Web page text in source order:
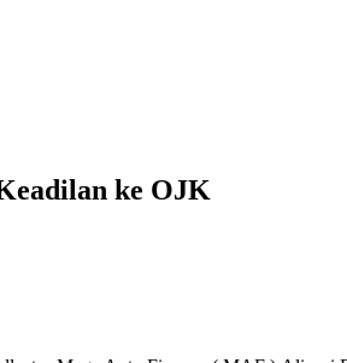
ke OJK